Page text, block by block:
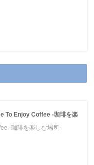
To Enjoy Coffee -珈琲を楽
-珈琲を楽しむ場所-